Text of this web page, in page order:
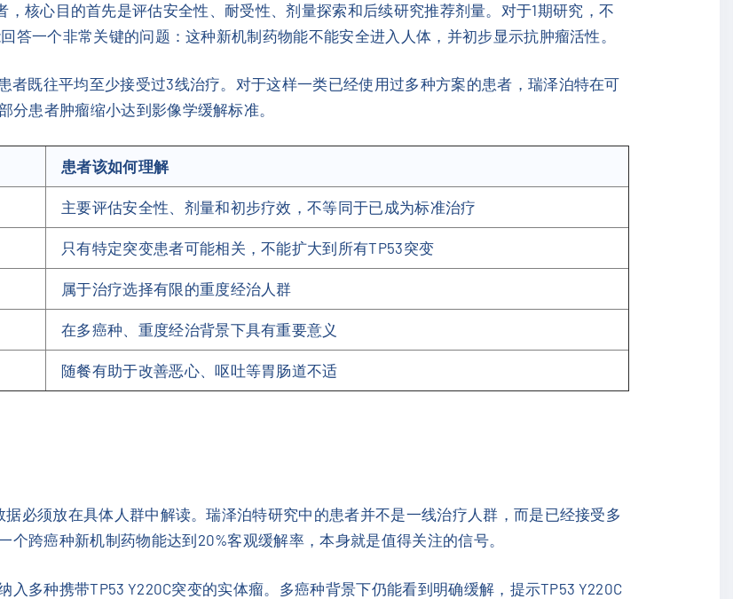
，核心目的首先是评估安全性、耐受性、剂量探索和后续研究推荐剂量。对于1期研究，不
答一个非常关键的问题：这种新机制药物能不能安全进入人体，并初步显示抗肿瘤活性。
者既往平均至少接受过3线治疗。对于这样一类已经使用过多种方案的患者，瑞泽泊特在可
分患者肿瘤缩小达到影像学缓解标准。
患者该如何理解
主要评估安全性、剂量和初步疗效，不等同于已成为标准治疗
只有特定突变患者可能相关，不能扩大到所有TP53突变
属于治疗选择有限的重度经治人群
在多癌种、重度经治背景下具有重要意义
随餐有助于改善恶心、呕吐等胃肠道不适
必须放在具体人群中解读。瑞泽泊特研究中的患者并不是一线治疗人群，而是已经接受多
跨癌种新机制药物能达到20%客观缓解率，本身就是值得关注的信号。
多种携带TP53 Y220C突变的实体瘤。多癌种背景下仍能看到明确缓解，提示TP53 Y220C